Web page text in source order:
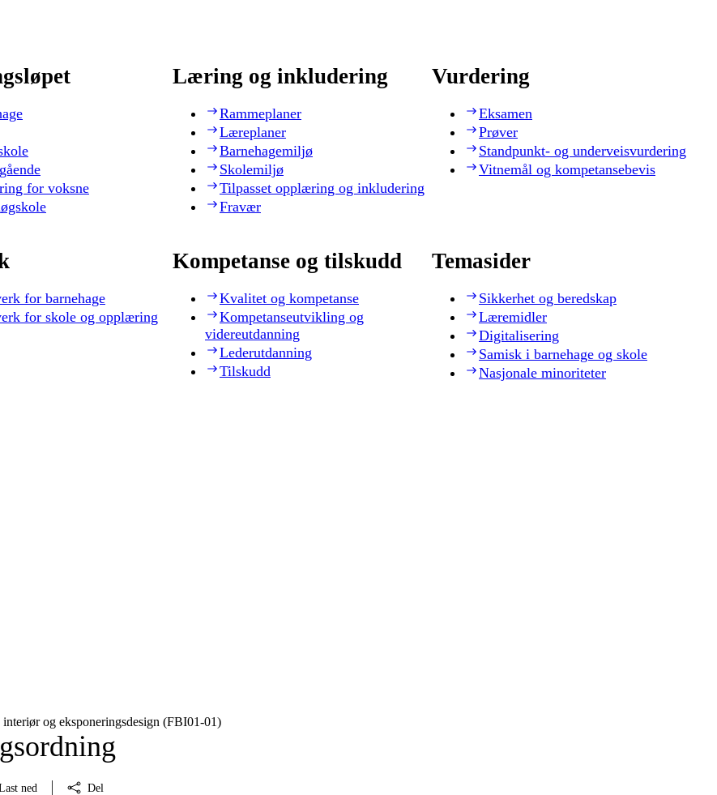
for voksne
Læring og inkludering
Rammeplaner
Læreplaner
Barnehagemiljø
Skolemiljø
Tilpasset opplæring og inkludering
Fravær
Vurdering
Eksamen
Prøver
Standpunkt- og underveisvurdering
Vitnemål og kompetansebevis
for barnehage
for skole og opplæring
Kompetanse og tilskudd
Kvalitet og kompetanse
Kompetanseutvikling og
videreutdanning
Lederutdanning
Tilskudd
Temasider
Sikkerhet og beredskap
Læremidler
Digitalisering
Samisk i barnehage og skole
Nasjonale minoriteter
og eksponeringsdesign (FBI01‑01)
ned Del